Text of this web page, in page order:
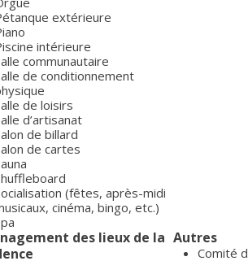
extérieure
intérieure
communautaire
de conditionnement
de loisirs
d’artisanat
de billard
de cartes
(fêtes, après-midi
cinéma, bingo, etc.)
des lieux de la Autres
Comité